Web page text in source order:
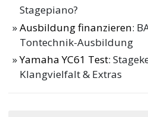
Stagepiano?
Ausbildung finanzieren:
Tontechnik-Ausbildung
Yamaha YC61 Test:
Klangvielfalt & Extras